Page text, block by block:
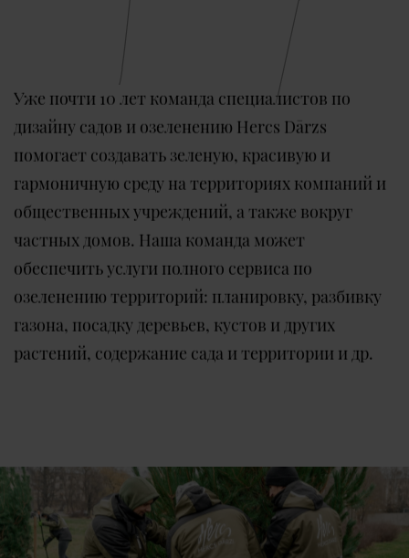
Уже почти 10 лет команда специалистов по
дизайну садов и озеленению Hercs Dārzs
помогает создавать зеленую, красивую и
гармоничную среду на территориях компаний и
общественных учреждений, а также вокруг
частных домов. Наша команда может
обеспечить услуги полного сервиса по
озеленению территорий: планировку, разбивку
газона, посадку деревьев, кустов и других
растений, содержание сада и территории и др.